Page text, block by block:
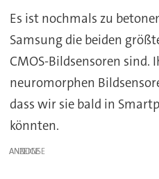
Es ist nochmals zu
Samsung die beiden
CMOS-Bildsensoren sind.
neuromorphen
dass wir sie bald in
könnten.
ANZEIGE